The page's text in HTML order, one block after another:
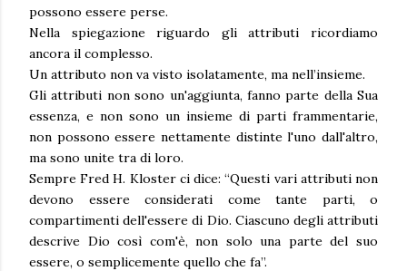
possono essere perse.
Nella spiegazione riguardo gli attributi ricordiamo
ancora il complesso.
Un attributo non va visto isolatamente, ma nell’insieme.
Gli attributi non sono un'aggiunta, fanno parte della Sua
essenza, e non sono un insieme di parti frammentarie,
non possono essere nettamente distinte l'uno dall'altro,
ma sono unite tra di loro.
Sempre Fred H. Kloster ci dice: “Questi vari attributi non
devono essere considerati come tante parti, o
compartimenti dell'essere di Dio. Ciascuno degli attributi
descrive Dio così com'è, non solo una parte del suo
essere, o semplicemente quello che fa”.